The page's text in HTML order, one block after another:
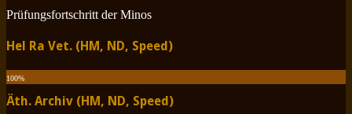
Prüfungsfortschritt der Minos
Hel Ra Vet. (HM, ND, Speed)
100%
Äth. Archiv (HM, ND, Speed)